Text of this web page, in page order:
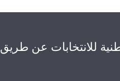
للانتخابات عن طريق